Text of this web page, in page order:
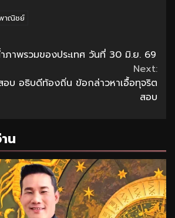
าณิชย์
าพรวมของประเทศ วันที่ 30 มิ.ย. 69
Next:
อบ อธิบดีท้องถิ่น ข้อกล่าวหาเอื้อทุจริต
สอบ
น